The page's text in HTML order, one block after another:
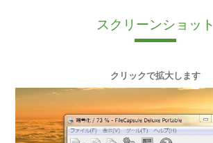
スクリーンショット
クリックで拡大します